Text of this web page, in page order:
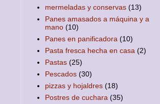
mermeladas y conservas (13)
Panes amasados a máquina y a
mano (10)
Panes en panificadora (10)
Pasta fresca hecha en casa (2)
Pastas (25)
Pescados (30)
pizzas y hojaldres (18)
Postres de cuchara (35)